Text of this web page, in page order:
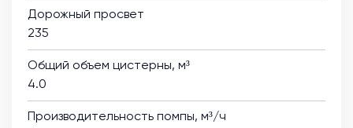
Дорожный просвет
235
Общий объем цистерны, м³
4.0
Производительность помпы, м³/ч